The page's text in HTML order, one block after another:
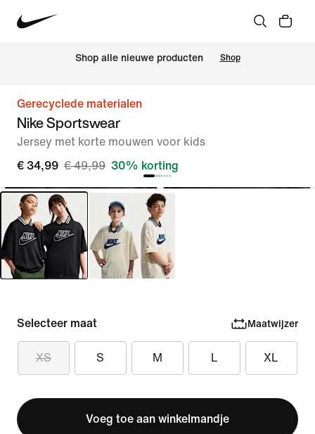
Shop alle nieuwe producten Shop
Gerecyclede materialen
Nike Sportswear
Jersey met korte mouwen voor kids
€ 34,99 € 49,99 30% korting
Selecteer maat Maatwijzer
XS S M L XL
Voeg toe aan winkelmandje